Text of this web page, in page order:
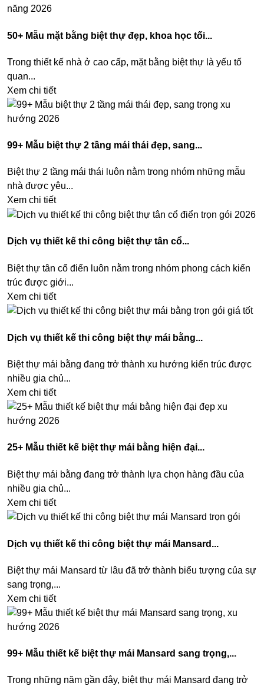
50+ Mẫu mặt bằng biệt thự đẹp, khoa học tối...
Trong thiết kế nhà ở cao cấp, mặt bằng biệt thự là yếu tố
quan...
Xem chi tiết
99+ Mẫu biệt thự 2 tầng mái thái đẹp, sang...
Biệt thự 2 tầng mái thái luôn nằm trong nhóm những mẫu
nhà được yêu...
Xem chi tiết
Dịch vụ thiết kế thi công biệt thự tân cổ...
Biệt thự tân cổ điển luôn nằm trong nhóm phong cách kiến
trúc được giới...
Xem chi tiết
Dịch vụ thiết kế thi công biệt thự mái bằng...
Biệt thự mái bằng đang trở thành xu hướng kiến trúc được
nhiều gia chủ...
Xem chi tiết
25+ Mẫu thiết kế biệt thự mái bằng hiện đại...
Biệt thự mái bằng đang trở thành lựa chọn hàng đầu của
nhiều gia chủ...
Xem chi tiết
Dịch vụ thiết kế thi công biệt thự mái Mansard...
Biệt thự mái Mansard từ lâu đã trở thành biểu tượng của sự
sang trọng,...
Xem chi tiết
99+ Mẫu thiết kế biệt thự mái Mansard sang trọng,...
Trong những năm gần đây, biệt thự mái Mansard đang trở